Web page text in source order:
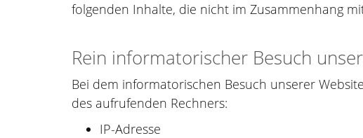
folgenden Inhalte, die nicht im Zusammenhang
Rein informatorischer Besuch
Bei dem informatorischen Besuch unserer
des aufrufenden Rechners:
IP-Adresse